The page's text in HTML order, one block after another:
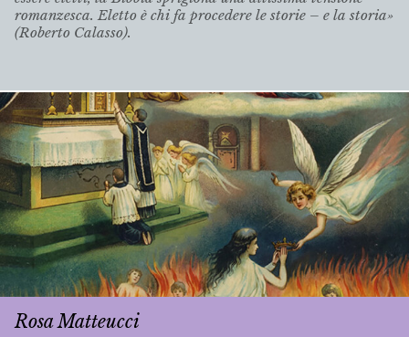
romanzesca. Eletto è chi fa procedere le storie – e la storia»
(Roberto Calasso).
Rosa Matteucci